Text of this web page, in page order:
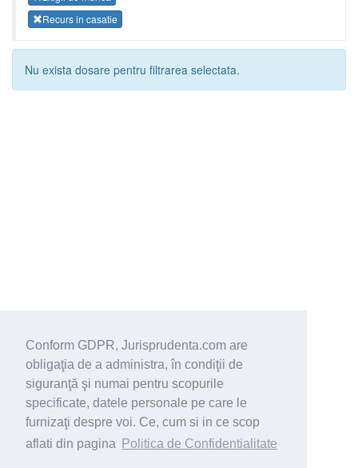
Conform GDPR, Jurisprudenta.com are
obligaţia de a administra, în condiţii de
siguranţă şi numai pentru scopurile
specificate, datele personale pe care le
furnizaţi despre voi. Ce, cum si in ce scop
aflati din pagina
Politica de Confidentialitate
Recurs in casatie
Nu exista dosare pentru filtrarea selectata.